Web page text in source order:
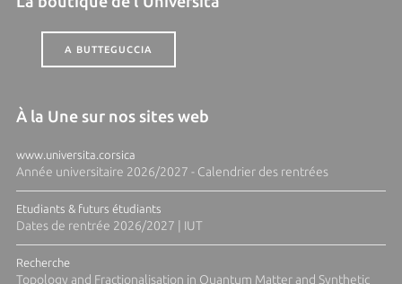
A BUTTEGUCCIA
À la Une sur nos sites web
www.universita.corsica
Année universitaire 2026/2027 - Calendrier des rentrées
Etudiants & futurs étudiants
Dates de rentrée 2026/2027 | IUT
Recherche
Topology and Fractionalisation in Quantum Matter and Synthetic